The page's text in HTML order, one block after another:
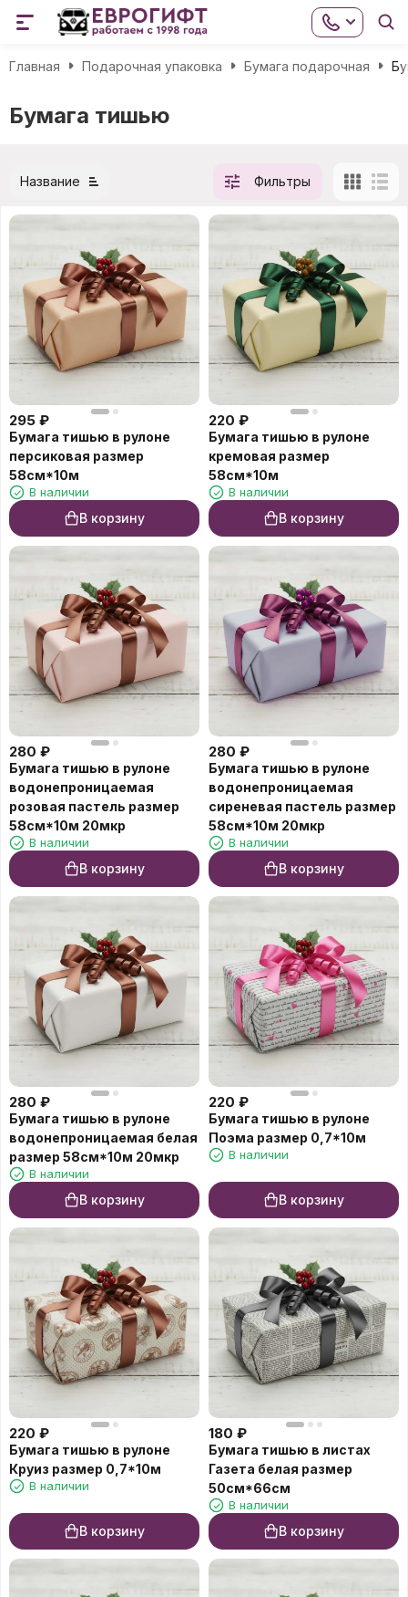
Главная Подарочная упаковка Бумага подарочная
Бумага тишью
Название Фильтры
295 ₽
Бумага тишью в рулоне
персиковая размер
58см*10м
В наличии
В корзину
220 ₽
Бумага тишью в рулоне
кремовая размер
58см*10м
В наличии
В корзину
280 ₽
Бумага тишью в рулоне
водонепроницаемая
розовая пастель размер
58см*10м 20мкр
В наличии
В корзину
280 ₽
Бумага тишью в рулоне
водонепроницаемая
сиреневая пастель размер
58см*10м 20мкр
В наличии
В корзину
280 ₽
Бумага тишью в рулоне
водонепроницаемая белая
размер 58см*10м 20мкр
В наличии
В корзину
220 ₽
Бумага тишью в рулоне
Поэма размер 0,7*10м
В наличии
В корзину
220 ₽
Бумага тишью в рулоне
Круиз размер 0,7*10м
В наличии
В корзину
180 ₽
Бумага тишью в листах
Газета белая размер
50см*66см
В наличии
В корзину